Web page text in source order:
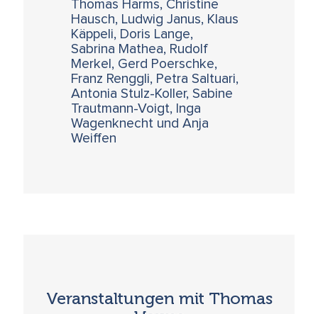
Thomas Harms, Christine
Hausch, Ludwig Janus, Klaus
Käppeli, Doris Lange,
Sabrina Mathea, Rudolf
Merkel, Gerd Poerschke,
Franz Renggli, Petra Saltuari,
Antonia Stulz-Koller, Sabine
Trautmann-Voigt, Inga
Wagenknecht und Anja
Weiffen
Veranstaltungen mit Thomas